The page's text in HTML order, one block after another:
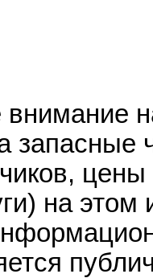
запасные
на этом